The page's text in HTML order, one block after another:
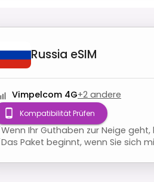
Russia eSIM
Vimpelcom 4G+2 andere
Kompatibilität Prüfen
Wenn Ihr Guthaben zur Neige
Das Paket beginnt, wenn Sie sich